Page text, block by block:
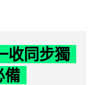
收同步獨
備